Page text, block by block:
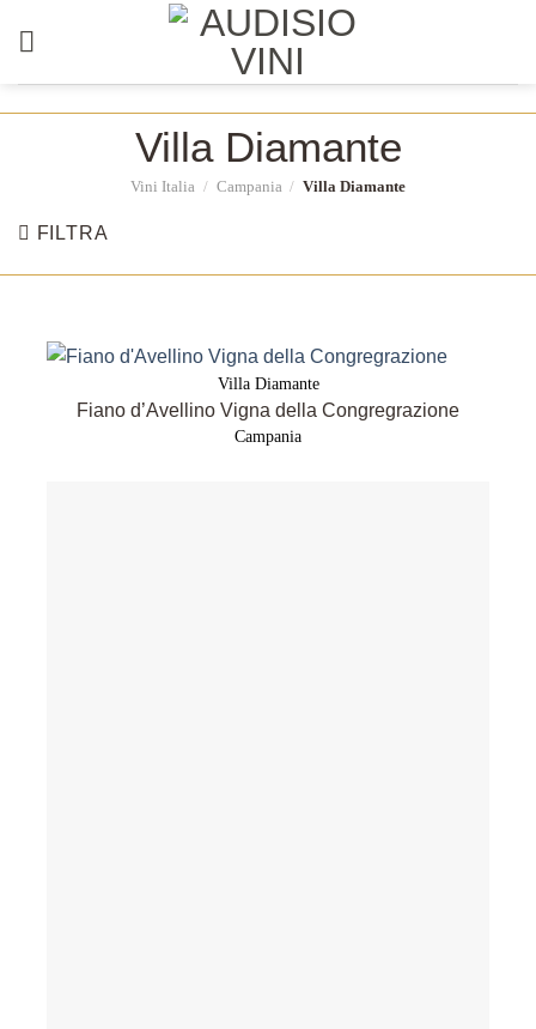
Villa Diamante
Vini Italia / Campania / Villa Diamante
FILTRA
Villa Diamante
Fiano d’Avellino Vigna della Congregrazione
Campania